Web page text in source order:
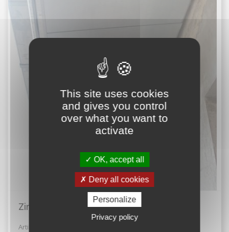
Zinguerie
Artisanat bâtiment
This site uses cookies
and gives you control
over what you want to
activate
OK, accept all
Deny all cookies
Personalize
Privacy policy